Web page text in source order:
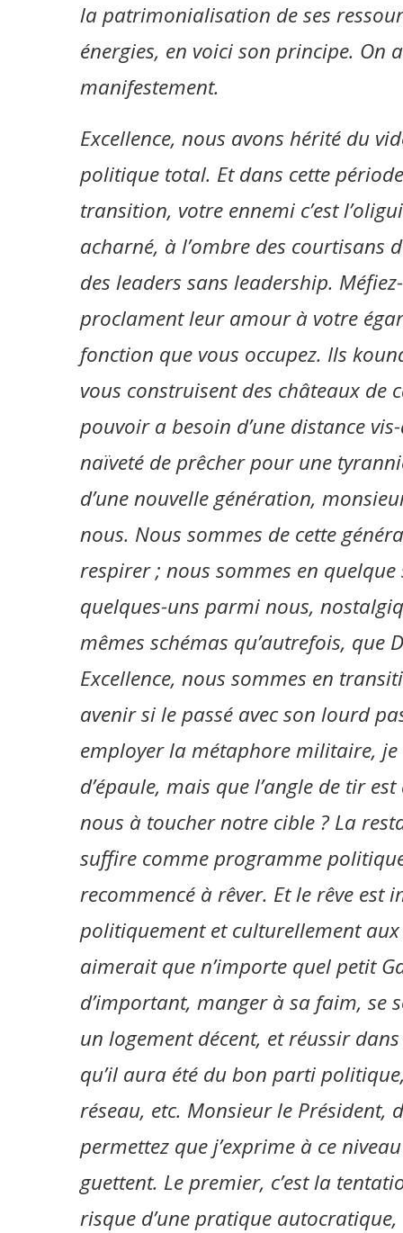
la patrimonialisation de ses
énergies, en voici son principe. On
manifestement.
Excellence, nous avons hérité du
politique total. Et dans cette
transition, votre ennemi c’est
acharné, à l’ombre des courtisans
des leaders sans leadership.
proclament leur amour à votre
fonction que vous occupez. Ils
vous construisent des châteaux de
pouvoir a besoin d’une distance
naïveté de prêcher pour une
d’une nouvelle génération,
nous. Nous sommes de cette
respirer ; nous sommes en
quelques-uns parmi nous,
mêmes schémas qu’autrefois, que
Excellence, nous sommes en
avenir si le passé avec son lourd
employer la métaphore militaire,
d’épaule, mais que l’angle de tir
nous à toucher notre cible ? La
suffire comme programme
recommencé à rêver. Et le rêve
politiquement et culturellement
aimerait que n’importe quel petit
d’important, manger à sa faim, se
un logement décent, et réussir
qu’il aura été du bon parti
réseau, etc. Monsieur le
permettez que j’exprime à ce
guettent. Le premier, c’est la
risque d’une pratique